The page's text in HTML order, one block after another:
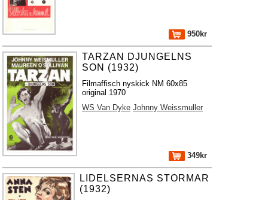
950kr
TARZAN DJUNGELNS
SON (1932)
Filmaffisch nyskick NM 60x85
original 1970
WS Van Dyke Johnny Weissmuller
349kr
LIDELSERNAS STORMAR
(1932)